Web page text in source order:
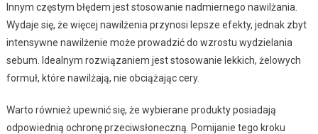
Innym częstym błędem jest stosowanie nadmiernego nawilżania.
Wydaje się, że więcej nawilżenia przynosi lepsze efekty, jednak zbyt
intensywne nawilżenie może prowadzić do wzrostu wydzielania
sebum. Idealnym rozwiązaniem jest stosowanie lekkich, żelowych
formuł, które nawilżają, nie obciążając cery.
Warto również upewnić się, że wybierane produkty posiadają
odpowiednią ochronę przeciwsłoneczną. Pomijanie tego kroku